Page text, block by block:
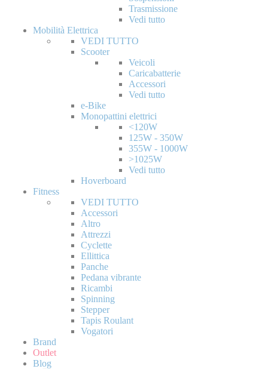
Trasmissione
Vedi tutto
Mobilità Elettrica
VEDI TUTTO
Scooter
Veicoli
Caricabatterie
Accessori
Vedi tutto
e-Bike
Monopattini elettrici
<120W
125W - 350W
355W - 1000W
>1025W
Vedi tutto
Hoverboard
Fitness
VEDI TUTTO
Accessori
Altro
Attrezzi
Cyclette
Ellittica
Panche
Pedana vibrante
Ricambi
Spinning
Stepper
Tapis Roulant
Vogatori
Brand
Outlet
Blog